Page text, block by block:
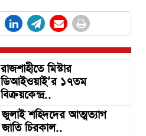
রাজশাহীতে মিস্টার
ডিআইওয়াই’র ১৭তম
বিক্রয়কেন্দ্র..
জুলাই শহিদদের আত্মত্যাগ
জাতি চিরকাল..